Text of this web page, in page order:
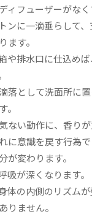
ィフューザーがなく
ンに一滴垂らして
ます。
や排水口に仕込め
落として洗面所に
。
ない動作に、香りが
に意識を戻す行為で
が変わります。
吸が深くなります。
体の内側のリズムが
りません。